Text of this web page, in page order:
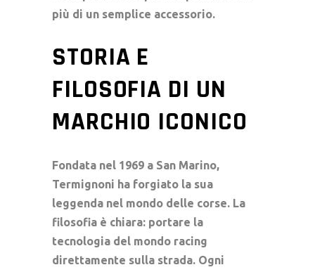
più di un semplice accessorio.
STORIA E
FILOSOFIA DI UN
MARCHIO ICONICO
Fondata nel 1969 a San Marino,
Termignoni ha forgiato la sua
leggenda nel mondo delle corse. La
filosofia è chiara: portare la
tecnologia del mondo racing
direttamente sulla strada. Ogni